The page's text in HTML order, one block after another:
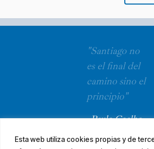
Esta web utiliza cookies propias y de
"Santiago no
es el final del
camino sino el
principio"
Paulo Coelho